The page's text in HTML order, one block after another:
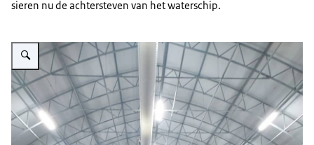
sieren nu de achtersteven van het waterschip.
Vergroot afbeelding Conservering IJsselkogge